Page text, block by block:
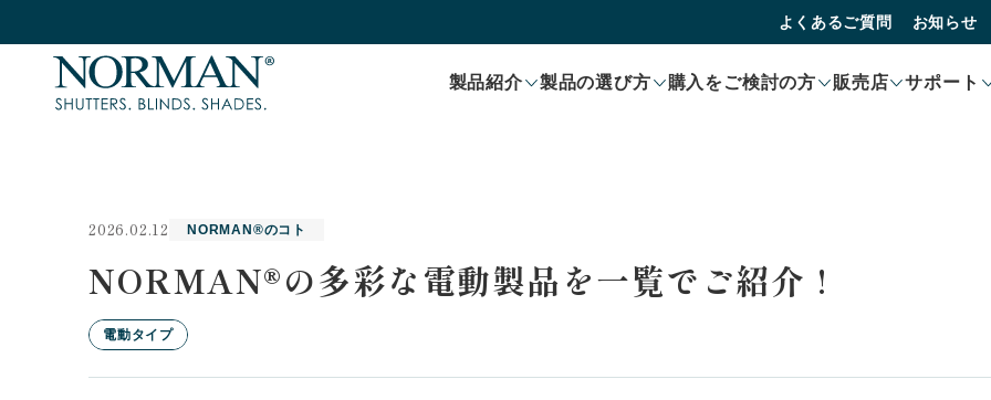
よくあるご質問 お知らせ
製品紹介 製品の選び方 購入をご検討の方 販売店 サポート
2026.02.12 NORMAN®のコト
NORMAN®の多彩な電動製品を一覧でご紹介 !
電動タイプ